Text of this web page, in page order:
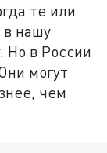
те или
в нашу
Но в России
могут
чем